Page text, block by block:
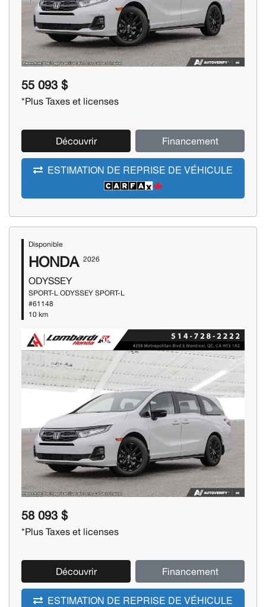
55 093 $
*Plus Taxes et licenses
Découvrir Financement
ESTIMATION DE REPRISE DE VÉHICULE
Disponible
HONDA 2026
ODYSSEY
SPORT-L ODYSSEY SPORT-L
#61148
10 km
Previous Next
58 093 $
*Plus Taxes et licenses
Découvrir Financement
ESTIMATION DE REPRISE DE VÉHICULE